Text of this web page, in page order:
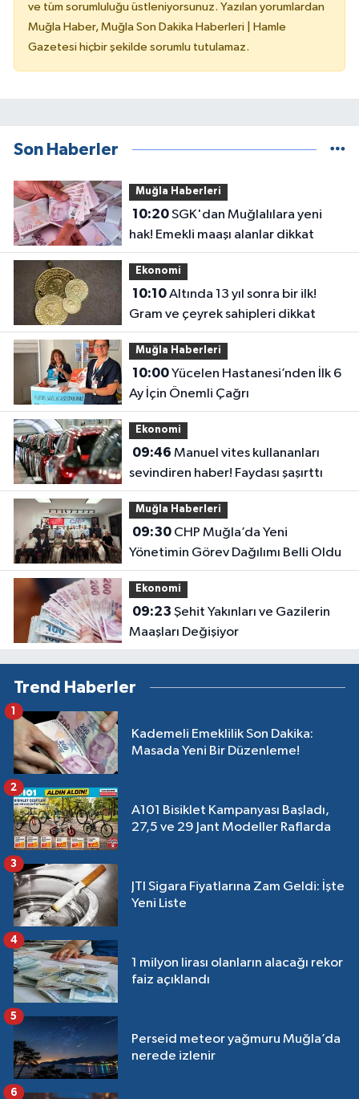
ve tüm sorumluluğu üstleniyorsunuz. Yazılan yorumlardan
Muğla Haber, Muğla Son Dakika Haberleri | Hamle
Gazetesi hiçbir şekilde sorumlu tutulamaz.
Son Haberler
Muğla Haberleri
10:20SGK'dan Muğlalılara yeni
hak! Emekli maaşı alanlar dikkat
Ekonomi
10:10Altında 13 yıl sonra bir ilk!
Gram ve çeyrek sahipleri dikkat
Muğla Haberleri
10:00Yücelen Hastanesi’nden İlk 6
Ay İçin Önemli Çağrı
Ekonomi
09:46
sevindiren haber! Faydası şaşırttı
Muğla Haberleri
09:30CHP Muğla’da Yeni
Yönetimin Görev Dağılımı Belli Oldu
Ekonomi
09:23
Maaşları Değişiyor
Trend Haberler
Kademeli Emeklilik Son Dakika:
Masada Yeni Bir Düzenleme!
1
A101 Bisiklet Kampanyası Başladı,
27,5 ve 29 Jant Modeller Raflarda
2
JTI Sigara Fiyatlarına Zam Geldi: İşte
Yeni Liste
3
1 milyon lirası olanların alacağı rekor
faiz açıklandı
4
Perseid meteor yağmuru Muğla’da
nerede izlenir
5
6